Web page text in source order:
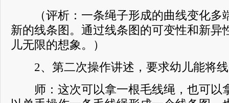
（评析：一条绳子形成的曲线变化多
新的线条图。通过线条图的可变性和新异
儿无限的想象。）
2、第二次操作讲述，要求幼儿能将线
师：这次可以拿一根毛线绳，也可以